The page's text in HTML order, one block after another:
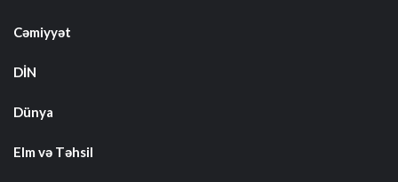
Cəmiyyət
DİN
Dünya
Elm və Təhsil